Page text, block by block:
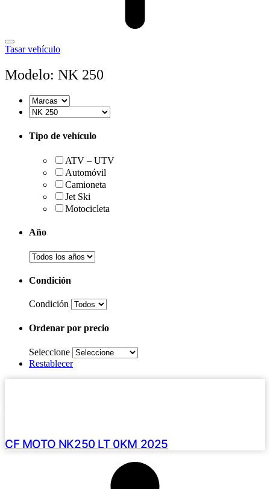
Tasar vehículo
Modelo: NK 250
Tipo de vehículo
ATV – UTV
Automóvil
Camioneta
Jet Ski
Motocicleta
Año
Condición
Condición
Ordenar por precio
Seleccione
Restablecer
CF MOTO NK250 LT 0KM 2025